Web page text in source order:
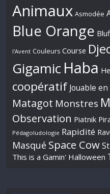
Animaux Asmodée
Blue Orange
l'Avent Couleurs Course
Gigamic Haba
coopératif Jouable
Matagot Monstres
Observation Piatnik
Pédagoludologie Rapidité
Masqué Space Cow
This is a Gamin' Halloween